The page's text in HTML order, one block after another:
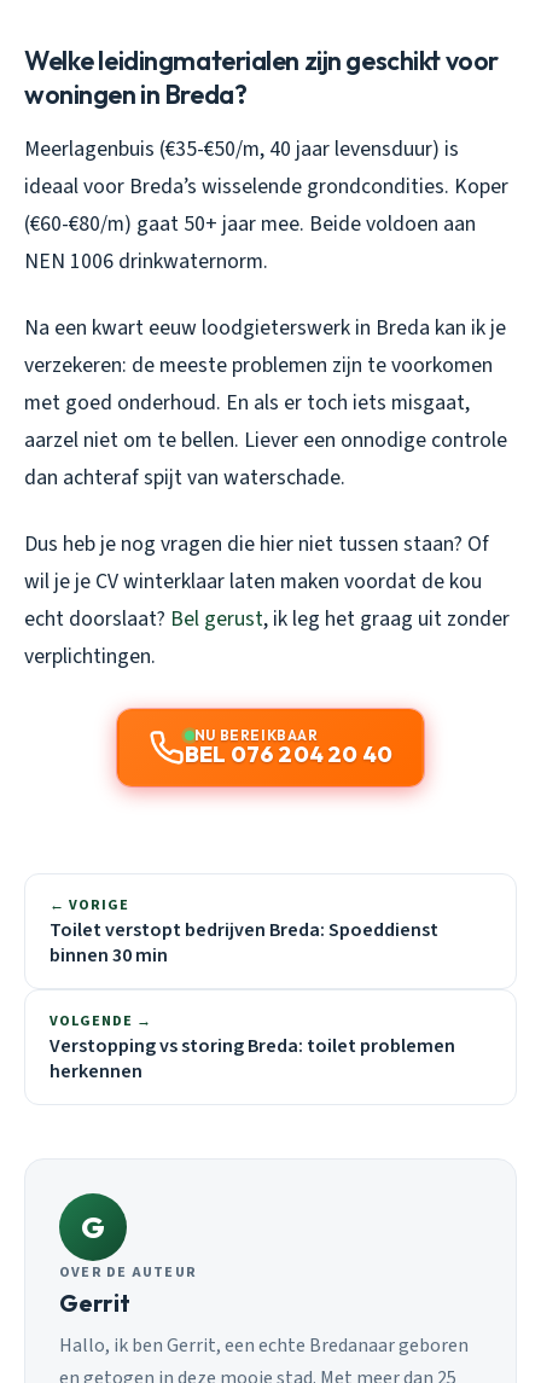
Welke leidingmaterialen zijn geschikt voor
woningen in Breda?
Meerlagenbuis (€35-€50/m, 40 jaar levensduur) is
ideaal voor Breda’s wisselende grondcondities. Koper
(€60-€80/m) gaat 50+ jaar mee. Beide voldoen aan
NEN 1006 drinkwaternorm.
Na een kwart eeuw loodgieterswerk in Breda kan ik je
verzekeren: de meeste problemen zijn te voorkomen
met goed onderhoud. En als er toch iets misgaat,
aarzel niet om te bellen. Liever een onnodige controle
dan achteraf spijt van waterschade.
Dus heb je nog vragen die hier niet tussen staan? Of
wil je je CV winterklaar laten maken voordat de kou
echt doorslaat? Bel gerust, ik leg het graag uit zonder
verplichtingen.
NU BEREIKBAAR
BEL 076 204 20 40
← VORIGE
Toilet verstopt bedrijven Breda: Spoeddienst
binnen 30 min
VOLGENDE →
Verstopping vs storing Breda: toilet problemen
herkennen
G
OVER DE AUTEUR
Gerrit
Hallo, ik ben Gerrit, een echte Bredanaar geboren